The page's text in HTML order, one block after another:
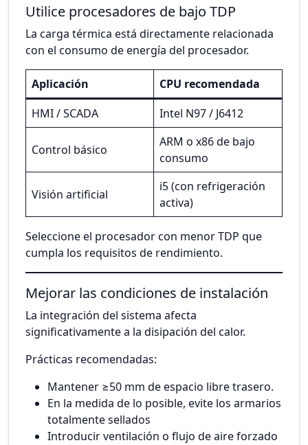
Utilice procesadores de bajo TDP
La carga térmica está directamente relacionada
con el consumo de energía del procesador.
Aplicación
CPU recomendada
HMI / SCADA
Intel N97 / J6412
Control básico
ARM o x86 de bajo
consumo
Visión artificial
i5 (con refrigeración
activa)
Seleccione el procesador con menor TDP que
cumpla los requisitos de rendimiento.
Mejorar las condiciones de instalación
La integración del sistema afecta
significativamente a la disipación del calor.
Prácticas recomendadas:
Mantener ≥50 mm de espacio libre trasero.
En la medida de lo posible, evite los armarios
totalmente sellados
Introducir ventilación o flujo de aire forzado